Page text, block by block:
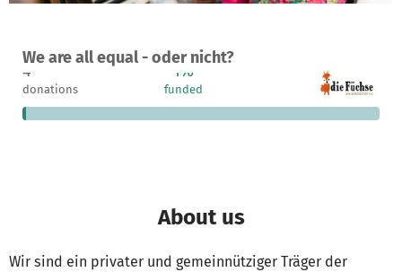
We are all equal - oder nicht?
A project in Norderstedt, Germany
4
donations
1%
funded
€11,920
still needed
About us
Wir sind ein privater und gemeinnütziger Träger der